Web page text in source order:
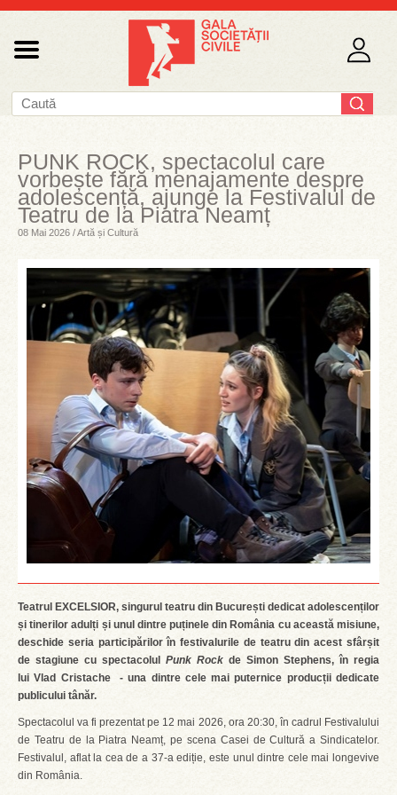
PUNK ROCK, spectacolul care
vorbește fără menajamente despre
adolescență, ajunge la Festivalul de
Teatru de la Piatra Neamț
08 Mai 2026 / Artă și Cultură
Teatrul EXCELSIOR, singurul teatru din București dedicat adolescenților
și tinerilor adulți și unul dintre puținele din România cu această misiune,
deschide seria participărilor în festivalurile de teatru din acest sfârșit
de stagiune cu spectacolul Punk Rock de Simon Stephens, în regia
lui Vlad Cristache - una dintre cele mai puternice producții dedicate
publicului tânăr.
Spectacolul va fi prezentat pe 12 mai 2026, ora 20:30, în cadrul Festivalului
de Teatru de la Piatra Neamț, pe scena Casei de Cultură a Sindicatelor.
Festivalul, aflat la cea de a 37-a ediție, este unul dintre cele mai longevive
din România.